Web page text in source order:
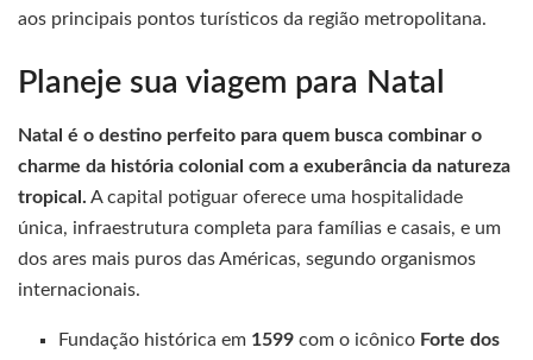
aos principais pontos turísticos da região metropolitana.
Planeje sua viagem para Natal
Natal é o destino perfeito para quem busca combinar o
charme da história colonial com a exuberância da natureza
tropical. A capital potiguar oferece uma hospitalidade
única, infraestrutura completa para famílias e casais, e um
dos ares mais puros das Américas, segundo organismos
internacionais.
Fundação histórica em 1599 com o icônico Forte dos